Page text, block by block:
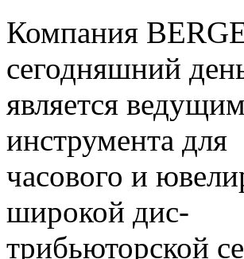
Компания
сегодняшний
является
инструмента для
часового и
широкой дис-
трибьюторской